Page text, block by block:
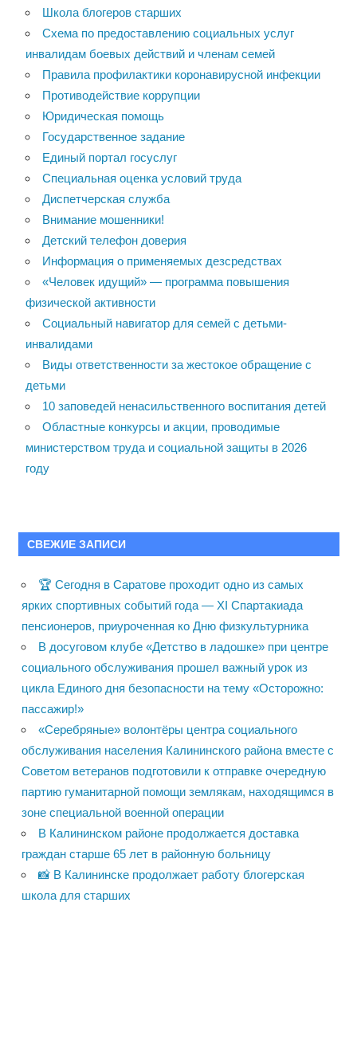
Школа блогеров старших
Схема по предоставлению социальных услуг
инвалидам боевых действий и членам семей
Правила профилактики коронавирусной инфекции
Противодействие коррупции
Юридическая помощь
Государственное задание
Единый портал госуслуг
Специальная оценка условий труда
Диспетчерская служба
Внимание мошенники!
Детский телефон доверия
Информация о применяемых дезсредствах
«Человек идущий» — программа повышения
физической активности
Социальный навигатор для семей с детьми-
инвалидами
Виды ответственности за жестокое обращение с
детьми
10 заповедей ненасильственного воспитания детей
Областные конкурсы и акции, проводимые
министерством труда и социальной защиты в 2026
году
СВЕЖИЕ ЗАПИСИ
🏆 Сегодня в Саратове проходит одно из самых
ярких спортивных событий года — XI Спартакиада
пенсионеров, приуроченная ко Дню физкультурника
В досуговом клубе «Детство в ладошке» при центре
социального обслуживания прошел важный урок из
цикла Единого дня безопасности на тему «Осторожно:
пассажир!»
«Серебряные» волонтёры центра социального
обслуживания населения Калининского района вместе с
Советом ветеранов подготовили к отправке очередную
партию гуманитарной помощи землякам, находящимся в
зоне специальной военной операции
В Калининском районе продолжается доставка
граждан старше 65 лет в районную больницу
📸 В Калининске продолжает работу блогерская
школа для старших